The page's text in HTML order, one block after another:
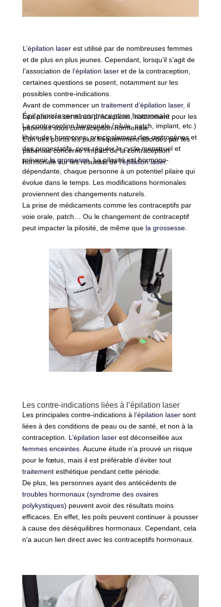
L’épilation laserest utilisé par de nombreuses femmes
et de plus en plus jeunes. Cependant, lorsqu’il s’agit de
l’association de l’épilation laseret de la contraception,
certaines questions se posent, notamment sur les
possibles contre-indications.
Avant de commencer un traitement d’épilation laser, il
faut prendre certaines précautions, notamment pour les
patientes sous contraception hormonale.
L’un des points les plus fréquemment abordés par les
patientes concerne l’impact de la contraception
hormonale sur les résultats del’épilation laser.
Épilation laser et contraception hormonale
La contraception hormonale (pilule, patch, implant, etc.)
libère des hormones, principalement des œstrogènes et
des progestatifs, pour réguler le cycle menstruel et
prévenirla grossesse. La pilosité est hormono-
dépendante, chaque personne à un potentiel pilaire qui
évolue dans le temps. Les modifications hormonales
proviennent des changements naturels.
La prise de médicaments comme les contraceptifs par
voie orale, patch… Ou le changement de contraceptif
peut impacter la pilosité, de même que la grossesse.
Les contre-indications liées à l’épilation laser
Les principales contre-indications à l’épilation lasersont
liées à des conditions de peau ou de santé, et non à la
contraception. L’épilation laserest déconseillée aux
femmes enceintes. Aucune étude n’a prouvé un risque
pour le fœtus, mais il est préférable d’éviter tout
traitementesthétique pendant cette période.
De plus, les personnes ayant des antécédents de
troubles hormonaux (syndrome des ovaires
polykystiques) peuvent avoir des résultats moins
efficaces. En effet, les poils peuvent continuer à pousser
à cause des déséquilibres hormonaux. Cependant, cela
n’a aucun lien direct avec les contraceptifs hormonaux.